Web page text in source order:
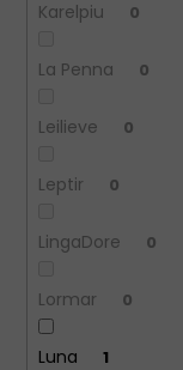
Karelpiu 0
La Penna 0
Leilieve 0
Leptir 0
LingaDore 0
Lormar 0
Luna 1